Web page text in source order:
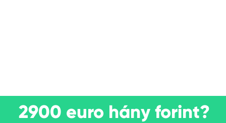
2900 euro hány forint?